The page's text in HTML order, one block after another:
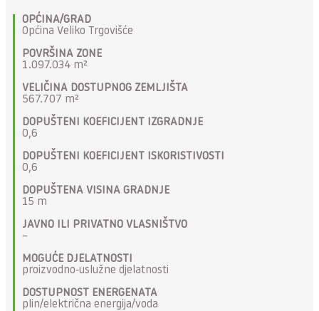
OPĆINA/GRAD
Općina Veliko Trgovišće
POVRŠINA ZONE
1.097.034 m²
VELIČINA DOSTUPNOG ZEMLJIŠTA
567.707 m²
DOPUŠTENI KOEFICIJENT IZGRADNJE
0,6
DOPUŠTENI KOEFICIJENT ISKORISTIVOSTI
0,6
DOPUŠTENA VISINA GRADNJE
15 m
JAVNO ILI PRIVATNO VLASNIŠTVO
–
MOGUĆE DJELATNOSTI
proizvodno-uslužne djelatnosti
DOSTUPNOST ENERGENATA
plin/električna energija/voda